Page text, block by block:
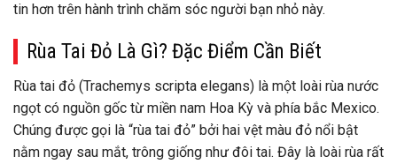
tin hơn trên hành trình chăm sóc người bạn nhỏ này.
Rùa Tai Đỏ Là Gì? Đặc Điểm Cần Biết
Rùa tai đỏ (Trachemys scripta elegans) là một loài rùa nước
ngọt có nguồn gốc từ miền nam Hoa Kỳ và phía bắc Mexico.
Chúng được gọi là “rùa tai đỏ” bởi hai vệt màu đỏ nổi bật
nằm ngay sau mắt, trông giống như đôi tai. Đây là loài rùa rất